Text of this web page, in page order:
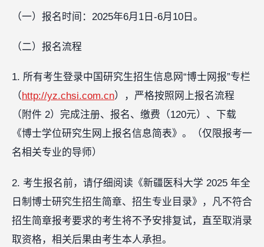
（一）报名时间：2025年6月1日-6月10日。
（二）报名流程
1. 所有考生登录中国研究生招生信息网“博士网报”专栏
（http://yz.chsi.com.cn），严格按照网上报名流程
（附件 2）完成注册、报名、缴费（120元）、下载
《博士学位研究生网上报名信息简表》。（仅限报考一
名相关专业的导师）
2. 考生报名前，请仔细阅读《新疆医科大学 2025 年全
日制博士研究生招生简章、招生专业目录》，凡不符合
招生简章报考要求的考生将不予安排复试，直至取消录
取资格，相关后果由考生本人承担。